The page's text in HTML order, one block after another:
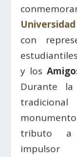
con
y los
Durante
tributo